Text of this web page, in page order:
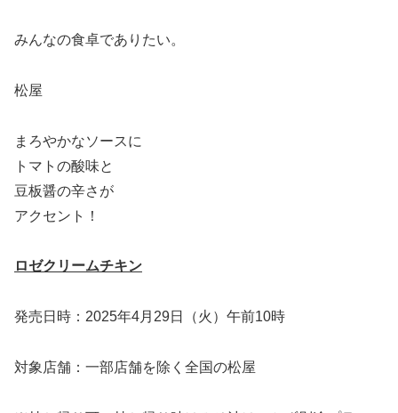
みんなの食卓でありたい。
松屋
まろやかなソースに
トマトの酸味と
豆板醤の辛さが
アクセント！
ロゼクリームチキン
発売日時：2025年4月29日（火）午前10時
対象店舗：一部店舗を除く全国の松屋